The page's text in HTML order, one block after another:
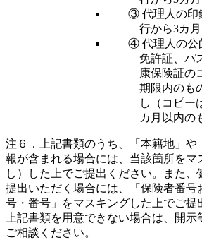
③ 代理人の印
行から3カ
④ 代理人の公
免許証、パ
康保険証の
期限内のも
し（コピー
カ月以内の
注６．上記書類のうち、「本籍地」や
報が含まれる場合には、当該箇所をマ
し）した上でご提出ください。また、
提出いただく場合には、「保険者番号
号・番号」をマスキングした上でご提
上記書類を用意できない場合は、開
ご相談ください。